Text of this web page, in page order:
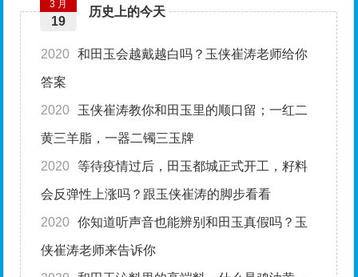
历史上的今天
3 月
19
2020 和田玉会越戴越白吗？玉侠崔涛老师给你
答案
2020 玉侠崔涛教你和田玉里的顺口留；一红二
黄三羊脂，一器二镯三玉牌
2020 等待疫情过后，田玉都城正式开工，籽料
会反弹性上涨吗？跟玉侠崔涛的脚步看看
2020 你知道听声音也能辨别和田玉真假吗？玉
侠崔涛老师来告诉你